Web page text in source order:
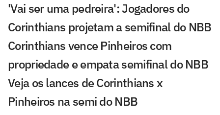
'Vai ser uma pedreira': Jogadores do
Corinthians projetam a semifinal do NBB
Corinthians vence Pinheiros com
propriedade e empata semifinal do NBB
Veja os lances de Corinthians x
Pinheiros na semi do NBB